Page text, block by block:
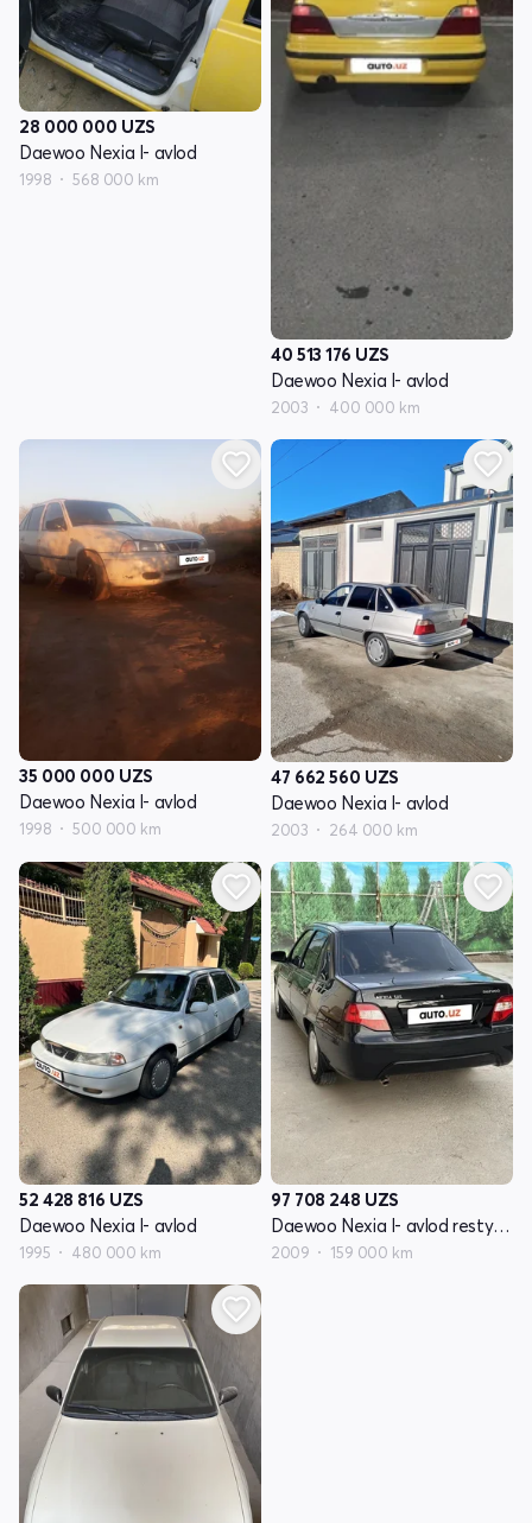
28 000 000 UZS
Daewoo Nexia I- avlod
1998 568 000 km
40 513 176 UZS
Daewoo Nexia I- avlod
2003 400 000 km
35 000 000 UZS
Daewoo Nexia I- avlod
1998 500 000 km
47 662 560 UZS
Daewoo Nexia I- avlod
2003 264 000 km
52 428 816 UZS
Daewoo Nexia I- avlod
1995 480 000 km
97 708 248 UZS
Daewoo Nexia I- avlod restyling
2009 159 000 km